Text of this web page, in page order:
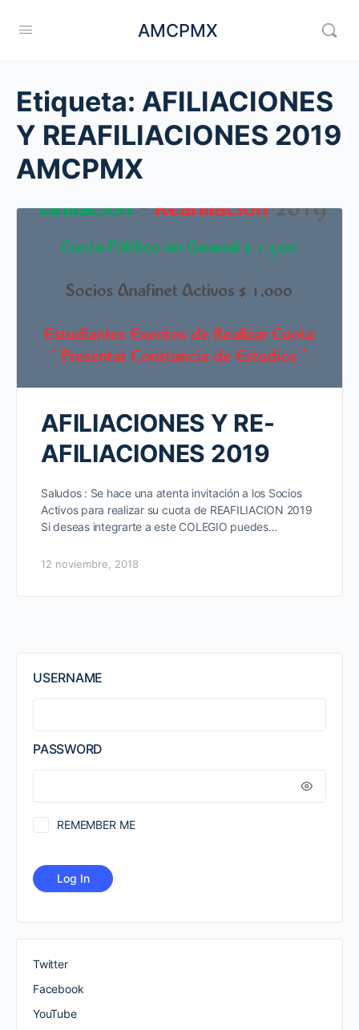
AMCPMX
Etiqueta: AFILIACIONES
Y REAFILIACIONES 2019
AMCPMX
AFILIACIONES Y RE-
AFILIACIONES 2019
Saludos : Se hace una atenta invitación a los Socios
Activos para realizar su cuota de REAFILIACION 2019
Si deseas integrarte a este COLEGIO puedes…
12 noviembre, 2018
USERNAME
PASSWORD
REMEMBER ME
Twitter
Facebook
YouTube